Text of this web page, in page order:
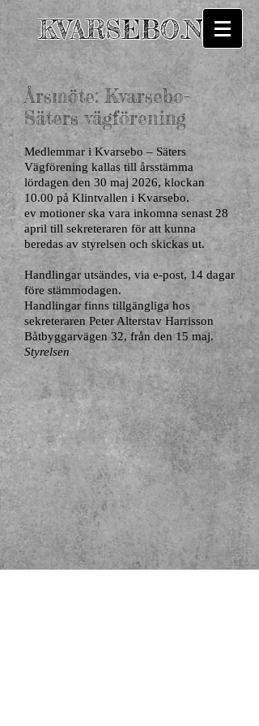
KVARSEBO.NU
Årsmöte: Kvarsebo-
Säters vägförening
Medlemmar i Kvarsebo – Säters
Vägförening kallas till årsstämma
lördagen den 30 maj 2026, klockan
10.00 på Klintvallen i Kvarsebo.
ev motioner ska vara inkomna senast 28
april till sekreteraren för att kunna
beredas av styrelsen och skickas ut.
Handlingar utsändes, via e-post, 14 dagar
före stämmodagen.
Handlingar finns tillgängliga hos
sekreteraren Peter Alterstav Harrisson
Båtbyggarvägen 32, från den 15 maj.
Styrelsen